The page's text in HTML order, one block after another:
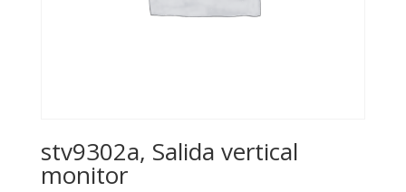
stv9302a, Salida vertical
monitor